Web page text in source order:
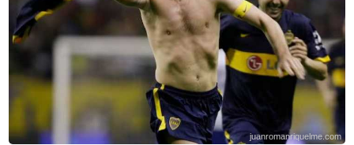
juanromanriquelme.com